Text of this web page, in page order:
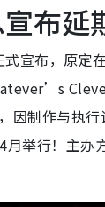
布延
宣布，原定
因制作与执
月举行！主办